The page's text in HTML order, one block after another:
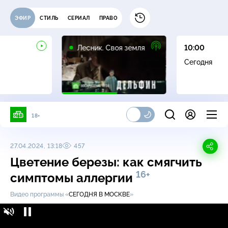
ЭФИР СТИЛЬ СЕРИАЛ ПРАВО
Лесник. Своя земля
16+
10:00
Сегодня
18+
27.04.2024, 13:18 457
Цветение березы: как смягчить
симптомы аллергии 16+
Видео программы «СЕГОДНЯ В МОСКВЕ»